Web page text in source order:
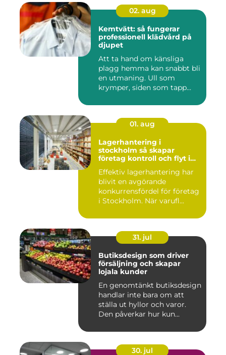
02. aug
Kemtvätt: så fungerar
professionell klädvård på
djupet
Att ta hand om känsliga
plagg hemma kan snabbt bli
en utmaning. Ull som
krymper, siden som tapp...
01. aug
Lagerhantering i
stockholm så skapar
företag kontroll och flyt i
Effektiv lagerhantering har
blivit en avgörande
konkurrensfördel för företag
i Stockholm. När varufl...
31. jul
Butiksdesign som driver
försäljning och skapar
lojala kunder
En genomtänkt butiksdesign
handlar inte bara om att
ställa ut hyllor och varor.
Den påverkar hur kun...
30. jul